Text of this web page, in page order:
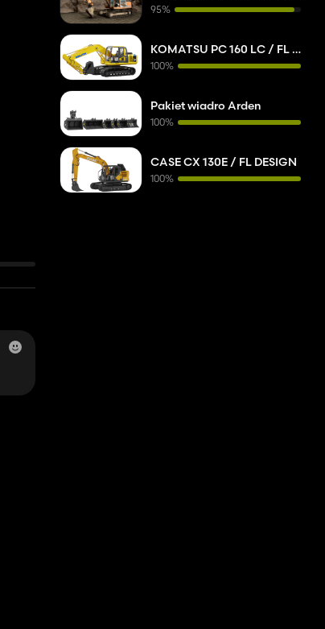
95%
KOMATSU PC 160 LC / FL DESIGN
100%
Pakiet wiadro Arden
100%
CASE CX 130E / FL DESIGN
100%